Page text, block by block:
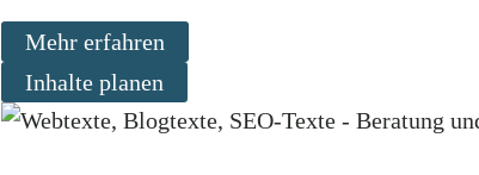
Mehr erfahren
Inhalte planen